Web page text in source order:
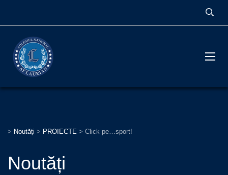
> Noutăți > PROIECTE > Click pe…sport!
Noutăți